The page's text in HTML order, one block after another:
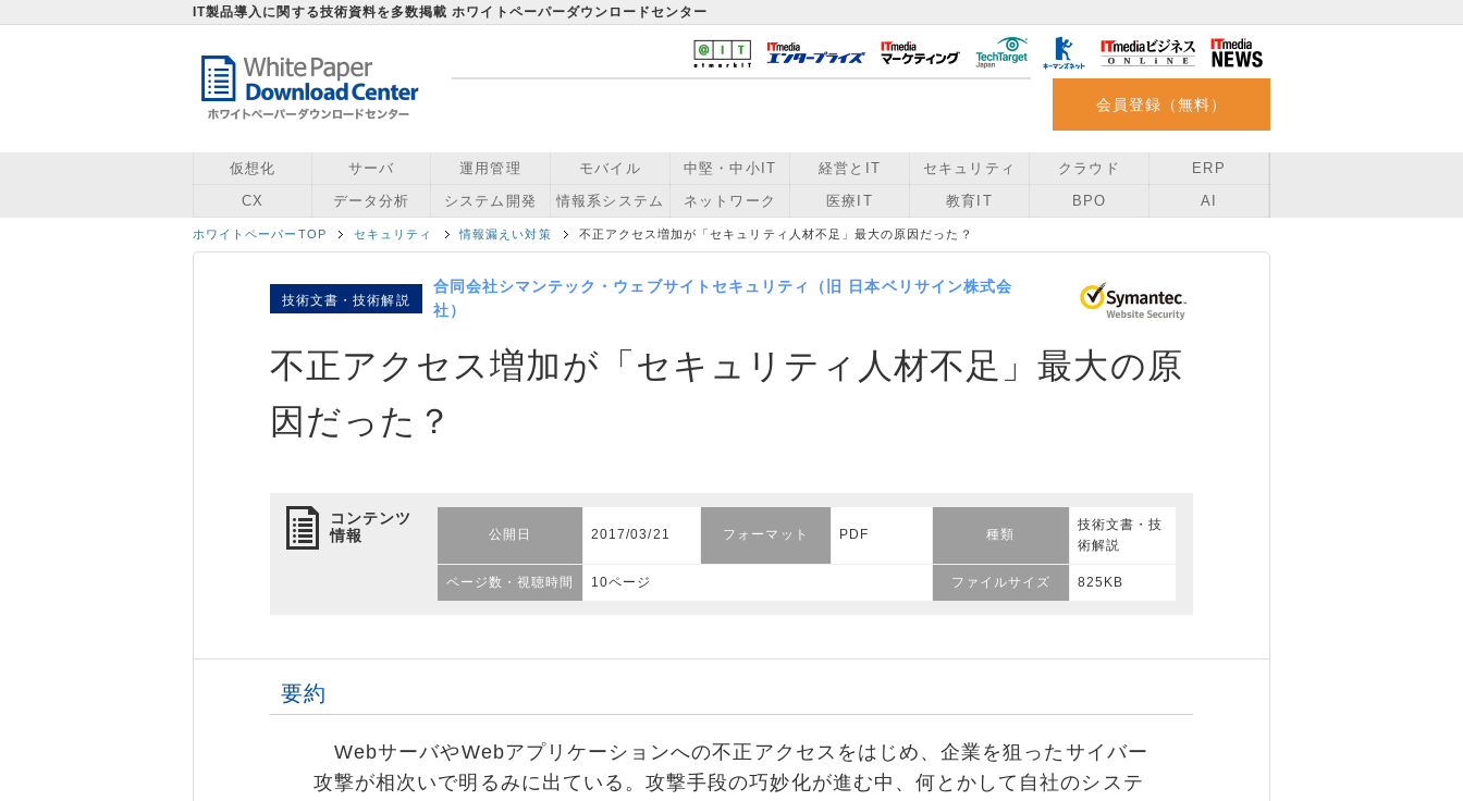
IT製品導入に関する技術資料を多数掲載 ホワイトペーパーダウンロードセンター
会員登録（無料）
仮想化 サーバ 運用管理 モバイル 中堅・中小IT 経営とIT セキュリティ クラウド
ERP
CX
データ分析 システム開発 情報系システム ネットワーク 医療IT 教育IT BPO AI
ホワイトペーパーTOP セキュリティ 情報漏えい対策 不正アクセス増加が「セキュリティ人材不足」最大の原因だった？
技術文書・技術解説
合同会社シマンテック・ウェブサイトセキュリティ（旧 日本ベリサイン株式会
社）
不正アクセス増加が「セキュリティ人材不足」最大の原
因だった？
コンテンツ
情報
公開日 2017/03/21 フォーマット PDF 種類
技術文書・技
術解説
ページ数・視聴時間 10ページ ファイルサイズ 825KB
要約
WebサーバやWebアプリケーションへの不正アクセスをはじめ、企業を狙ったサイバー
攻撃が相次いで明るみに出ている。攻撃手段の巧妙化が進む中、何とかして自社のシステ